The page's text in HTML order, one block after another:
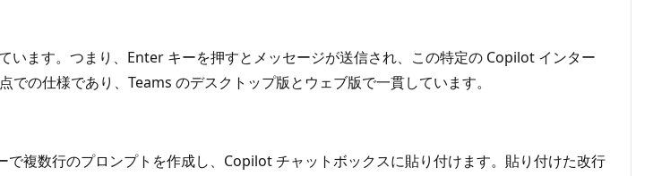
ます。つまり、Enter キーを押すとメッセージが送信され、この特定の Copilot インター
の仕様であり、Teams のデスクトップ版とウェブ版で一貫しています。
複数行のプロンプトを作成し、Copilot チャットボックスに貼り付けます。貼り付けた改行